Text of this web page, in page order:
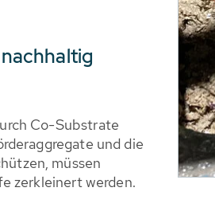
Co-Substrate
und die
müssen
zerkleinert werden.